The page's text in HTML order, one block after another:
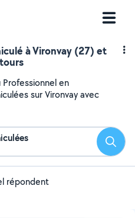
à Vironvay (27) et
en
sur Vironvay avec
répondent